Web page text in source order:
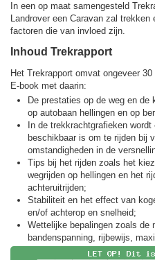
In een op maat samengesteld
Landrover een Caravan zal
factoren die van invloed zijn.
Inhoud Trekrapport
Het Trekrapport omvat ongeveer
E-book met daarin:
De prestaties op de weg en de
op autobaan hellingen en op
In de trekkracht­grafieken
beschikbaar is om te rijden bij
omstandigheden in de
Tips bij het rijden zoals het
wegrijden op hellingen en het
achteruitrijden;
Stabiliteit en het effect van
en/of achterop en snelheid;
Wettelijke bepalingen zoals de
bandenspanning, rijbewijs,